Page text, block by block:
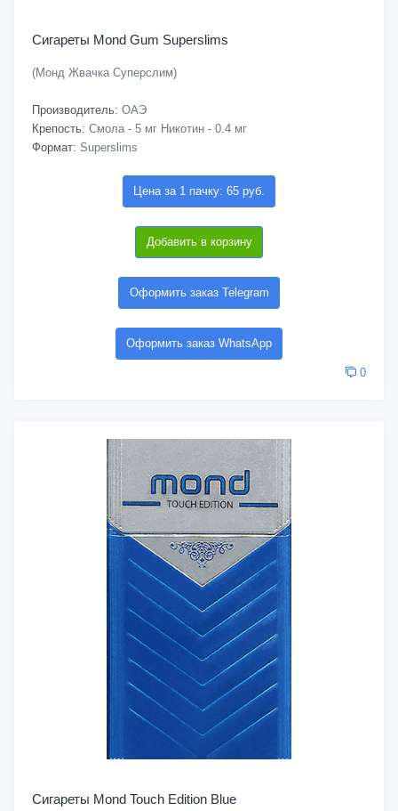
Сигареты Mond Gum Superslims
(Монд Жвачка Суперслим)
Производитель: ОАЭ
Крепость: Смола - 5 мг Никотин - 0.4 мг
Формат: Superslims
Цена за 1 пачку: 65 руб.
Добавить в корзину
Оформить заказ Telegram
Оформить заказ WhatsApp
0
Сигареты Mond Touch Edition Blue